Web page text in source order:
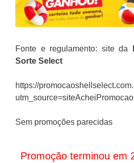
Fonte e regulamento: site da
Sorte Select
https://
utm_source=siteAcheiPromocao
Sem promoções parecidas
Promoção terminou em